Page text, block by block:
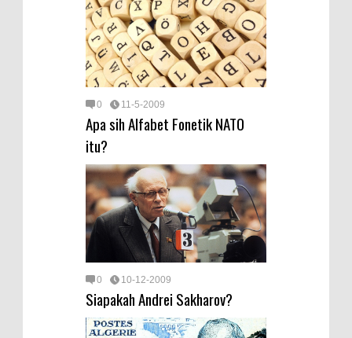
0 11-5-2009
Apa sih Alfabet Fonetik NATO
itu?
0 10-12-2009
Siapakah Andrei Sakharov?